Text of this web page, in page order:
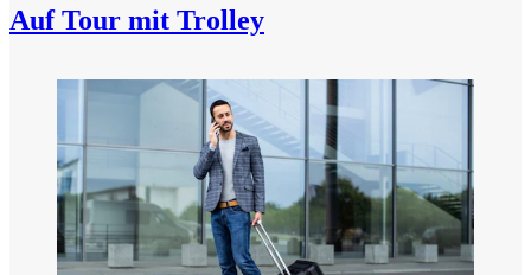
Auf Tour mit Trolley